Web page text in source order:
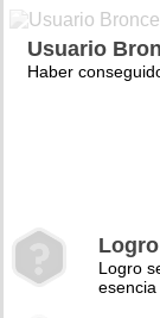
Usuario
Haber
Logro